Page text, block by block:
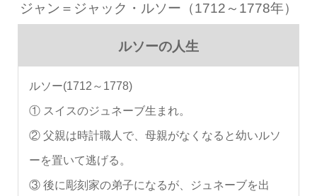
ジャン＝ジャック・ルソー（1712～1778年）
ルソーの人生
ルソー(1712～1778)
① スイスのジュネーブ生まれ。
② 父親は時計職人で、母親がなくなると幼いルソ
ーを置いて逃げる。
③ 後に彫刻家の弟子になるが、ジュネーブを出